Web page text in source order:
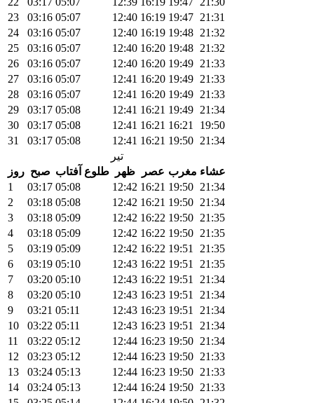
23
03:16 05:07 12:40 16:19 19:47 21:31
24
03:16 05:07 12:40 16:19 19:48 21:32
25
03:16 05:07 12:40 16:20 19:48 21:32
26
03:16 05:07 12:40 16:20 19:49 21:33
27
03:16 05:07 12:41 16:20 19:49 21:33
28
03:16 05:07 12:41 16:20 19:49 21:33
29
03:17 05:08 12:41 16:21 19:49 21:34
30
03:17 05:08 12:41 16:21 16:21
19:50
31
03:17 05:08 12:41 16:21 19:50 21:34
تیر
روز صبح طلوع آفتاب ظهر عصر مغرب عشاء
1
03:17 05:08 12:42 16:21 19:50 21:34
2
03:18 05:08 12:42 16:21 19:50 21:34
3
03:18 05:09 12:42 16:22 19:50 21:35
4
03:18 05:09 12:42 16:22 19:50 21:35
5
03:19 05:09 12:42 16:22 19:51
21:35
6
03:19 05:10 12:43 16:22 19:51
21:35
7
03:20 05:10 12:43 16:22 19:51
21:34
8
03:20 05:10 12:43 16:23 19:51
21:34
9
03:21 05:11 12:43 16:23 19:51
21:34
10
03:22 05:11 12:43 16:23 19:51
21:34
11
03:22 05:12 12:44 16:23 19:50 21:34
12
03:23 05:12 12:44 16:23 19:50 21:33
13
03:24 05:13 12:44 16:23 19:50 21:33
14
03:24 05:13 12:44 16:24 19:50 21:33